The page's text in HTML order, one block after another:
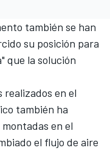
también se han
su posición para
que la solución
realizados en el
también ha
en el
el flujo de aire